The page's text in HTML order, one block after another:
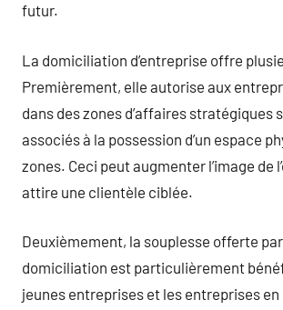
futur.
La domiciliation d’entreprise offre
Premièrement, elle autorise aux
dans des zones d’affaires stratégiques
associés à la possession d’un espace
zones. Ceci peut augmenter l’image de
attire une clientèle ciblée.
Deuxièmement, la souplesse offerte
domiciliation est particulièrement
jeunes entreprises et les entreprises